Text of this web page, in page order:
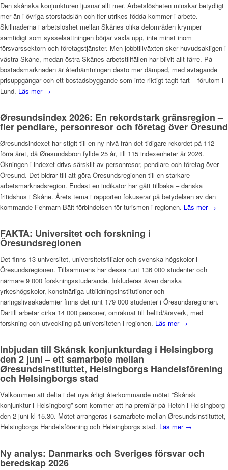
Den skånska konjunkturen ljusnar allt mer. Arbetslösheten minskar betydligt
mer än i övriga storstadslän och fler utrikes födda kommer i arbete.
Skillnaderna i arbetslöshet mellan Skånes olika delområden krymper
samtidigt som sysselsättningen börjar växla upp, inte minst inom
försvarssektorn och företagstjänster. Men jobbtillväxten sker huvudsakligen i
västra Skåne, medan östra Skånes arbetstillfällen har blivit allt färre. På
bostadsmarknaden är återhämtningen desto mer dämpad, med avtagande
prisuppgångar och ett bostadsbyggande som inte riktigt tagit fart – förutom i
Lund. Läs mer →
Øresundsindex 2026: En rekordstark gränsregion –
fler pendlare, personresor och företag över Öresund
Øresundsindexet har stigit till en ny nivå från det tidigare rekordet på 112
förra året, då Øresundsbron fyllde 25 år, till 115 indexenheter år 2026.
Ökningen i indexet drivs särskilt av personresor, pendlare och företag över
Öresund. Det bidrar till att göra Öresundsregionen till en starkare
arbetsmarknadsregion. Endast en indikator har gått tillbaka – danska
fritidshus i Skåne. Årets tema i rapporten fokuserar på betydelsen av den
kommande Fehmarn Bält-förbindelsen för turismen i regionen. Läs mer →
FAKTA: Universitet och forskning i
Öresundsregionen
Det finns 13 universitet, universitetsfilialer och svenska högskolor i
Öresundsregionen. Tillsammans har dessa runt 136 000 studenter och
närmare 9 000 forskningsstuderande. Inkluderas även danska
yrkeshögskolor, konstnärliga utbildningsinstitutioner och
näringslivsakademier finns det runt 179 000 studenter i Öresundsregionen.
Därtill arbetar cirka 14 000 personer, omräknat till heltid/årsverk, med
forskning och utveckling på universiteten i regionen. Läs mer →
Inbjudan till Skånsk konjunkturdag i Helsingborg
den 2 juni – ett samarbete mellan
Øresundsinstituttet, Helsingborgs Handelsförening
och Helsingborgs stad
Välkommen att delta i det nya årligt återkommande mötet ”Skånsk
konjunktur i Helsingborg” som kommer att ha premiär på Hetch i Helsingborg
den 2 juni kl 15.30. Mötet arrangeras i samarbete mellan Øresundsinstituttet,
Helsingborgs Handelsförening och Helsingborgs stad. Läs mer →
Ny analys: Danmarks och Sveriges försvar och
beredskap 2026